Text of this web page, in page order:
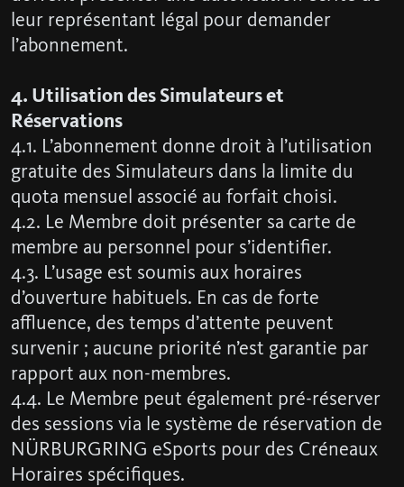
leur représentant légal pour demander
l’abonnement.
4. Utilisation des Simulateurs et
Réservations
4.1. L’abonnement donne droit à l’utilisation
gratuite des Simulateurs dans la limite du
quota mensuel associé au forfait choisi.
4.2. Le Membre doit présenter sa carte de
membre au personnel pour s’identifier.
4.3. L’usage est soumis aux horaires
d’ouverture habituels. En cas de forte
affluence, des temps d’attente peuvent
survenir ; aucune priorité n’est garantie par
rapport aux non-membres.
4.4. Le Membre peut également pré-réserver
des sessions via le système de réservation de
NÜRBURGRING eSports pour des Créneaux
Horaires spécifiques.